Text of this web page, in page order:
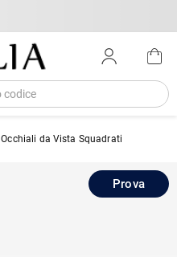
Occhiali da Vista Squadrati
Prova